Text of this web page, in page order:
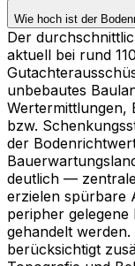
Wie hoch ist der
Der
aktuell bei rund
unbebautes
Wertermittlungen,
bzw.
der
deutlich —
erzielen spürbare
peripher
gehandelt
berücksichtigt